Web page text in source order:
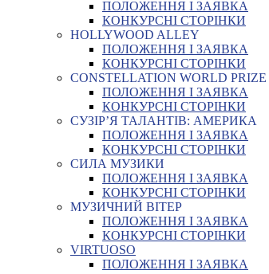
ПОЛОЖЕННЯ І ЗАЯВКА
КОНКУРСНІ СТОРІНКИ
HOLLYWOOD ALLEY
ПОЛОЖЕННЯ І ЗАЯВКА
КОНКУРСНІ СТОРІНКИ
CONSTELLATION WORLD PRIZE
ПОЛОЖЕННЯ І ЗАЯВКА
КОНКУРСНІ СТОРІНКИ
СУЗІР’Я ТАЛАНТІВ: АМЕРИКА
ПОЛОЖЕННЯ І ЗАЯВКА
КОНКУРСНІ СТОРІНКИ
СИЛА МУЗИКИ
ПОЛОЖЕННЯ І ЗАЯВКА
КОНКУРСНІ СТОРІНКИ
МУЗИЧНИЙ ВІТЕР
ПОЛОЖЕННЯ І ЗАЯВКА
КОНКУРСНІ СТОРІНКИ
VIRTUOSO
ПОЛОЖЕННЯ І ЗАЯВКА